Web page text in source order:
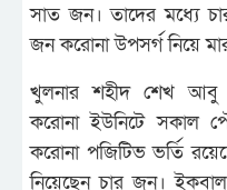
সাত জন। তাদের মধ্যে
জন করোনা উপসর্গ নিয়ে
খুলনার শহীদ শেখ আবু
করোনা ইউনিটে সকাল
করোনা পজিটিভ ভর্তি
নিয়েছেন চার জন।